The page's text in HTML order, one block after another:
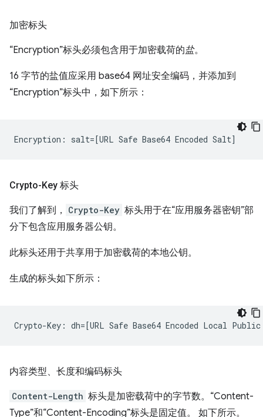
加密标头
“Encryption”标头必须包含用于加密载荷的盐。
16 字节的盐值应采用 base64 网址安全编码，并添加到
“Encryption”标头中，如下所示：
Crypto-Key 标头
我们了解到， Crypto-Key 标头用于在“应用服务器密钥”部
分下包含应用服务器公钥。
此标头还用于共享用于加密载荷的本地公钥。
生成的标头如下所示：
内容类型、长度和编码标头
Content-Length 标头是加密载荷中的字节数。“Content-
Type”和“Content-Encoding”标头是固定值。 如下所示。